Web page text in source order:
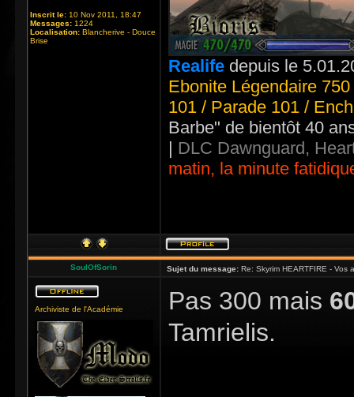
Inscrit le: 10 Nov 2011, 18:47
Messages: 1224
Localisation: Blancherive - Douce
Brise
Realife depuis le
Ebonite Légendaire
101 / Parade 101 /
Barbe" de bientôt 40
| DLC Dawnguard,
matin, la minute
SoulOfSorin Sujet du message: Re: Skyrim HEARTFIRE - Vos
Archiviste de l'Académie Pas 300 mais
Tamrielis.